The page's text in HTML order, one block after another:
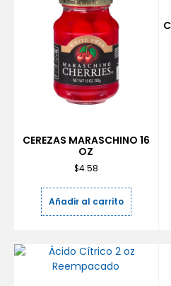
CEREZAS MARASCHINO 16
OZ
$4.58
Añadir al carrito